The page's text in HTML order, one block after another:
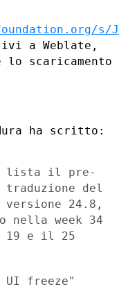
s/
a Weblate,
lo scaricamento
lista il pre-
traduzione del
24.8,
nella week 34
19 e il 25
UI freeze"